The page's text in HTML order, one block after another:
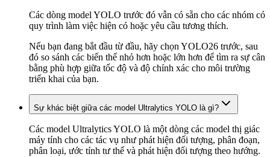
Các dòng model YOLO trước đó vẫn có sẵn cho các nhóm có
quy trình làm việc hiện có hoặc yêu cầu tương thích.
Nếu bạn đang bắt đầu từ đầu, hãy chọn YOLO26 trước, sau
đó so sánh các biến thể nhỏ hơn hoặc lớn hơn để tìm ra sự cân
bằng phù hợp giữa tốc độ và độ chính xác cho môi trường
triển khai của bạn.
Sự khác biệt giữa các model Ultralytics YOLO là gì?
Các model Ultralytics YOLO là một dòng các model thị giác
máy tính cho các tác vụ như phát hiện đối tượng, phân đoạn,
phân loại, ước tính tư thế và phát hiện đối tượng theo hướng.